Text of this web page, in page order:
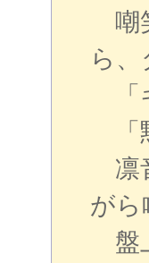
嘲
ら
「
「
凛
がら
盤